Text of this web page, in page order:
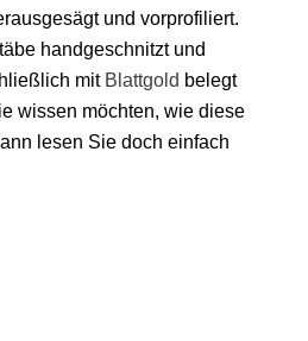
und vorprofiliert.
handgeschnitzt und
mit Blattgold belegt
wissen möchten, wie diese
lesen Sie doch einfach